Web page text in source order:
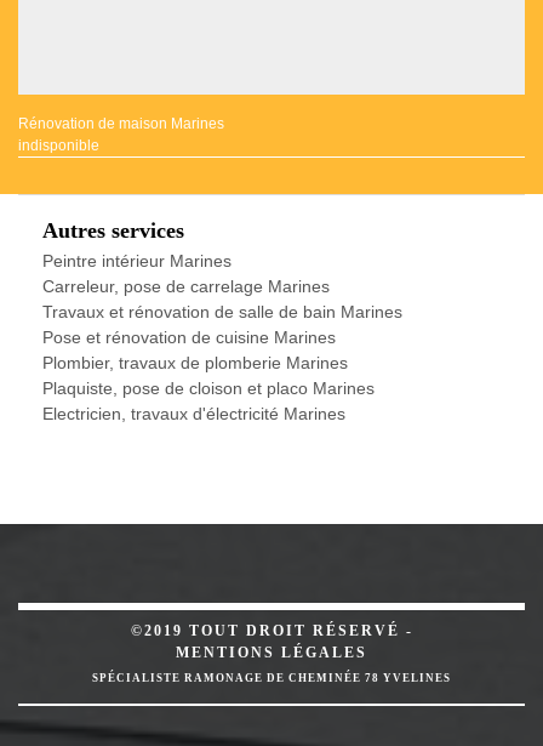
Rénovation de maison Marines
indisponible
Autres services
Peintre intérieur Marines
Carreleur, pose de carrelage Marines
Travaux et rénovation de salle de bain Marines
Pose et rénovation de cuisine Marines
Plombier, travaux de plomberie Marines
Plaquiste, pose de cloison et placo Marines
Electricien, travaux d'électricité Marines
©2019 TOUT DROIT RÉSERVÉ -
MENTIONS LÉGALES
SPÉCIALISTE RAMONAGE DE CHEMINÉE 78 YVELINES